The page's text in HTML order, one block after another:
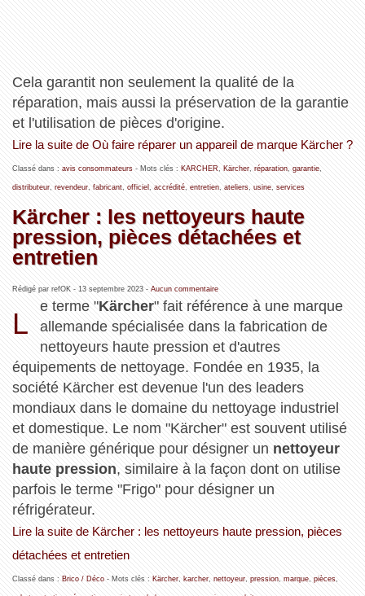
Cela garantit non seulement la qualité de la
réparation, mais aussi la préservation de la garantie
et l'utilisation de pièces d'origine.
Lire la suite de Où faire réparer un appareil de marque Kärcher ?
Classé dans : avis consommateurs- Mots clés : KARCHER Kärcher, réparation, garantie,
distributeur, revendeur, fabricant, officiel accrédité, entretien, ateliers, usine, services
Kärcher : les nettoyeurs haute
pression, pièces détachées et
entretien
Rédigé par refOK - 13 septembre 2023- Aucun commentaire
L
e terme "Kärcher" fait référence à une marque
allemande spécialisée dans la fabrication de
nettoyeurs haute pression et d'autres
équipements de nettoyage. Fondée en 1935, la
société Kärcher est devenue l'un des leaders
mondiaux dans le domaine du nettoyage industriel
et domestique. Le nom "Kärcher" est souvent utilisé
de manière générique pour désigner un nettoyeur
haute pression, similaire à la façon dont on utilise
parfois le terme "Frigo" pour désigner un
réfrigérateur.
Lire la suite de Kärcher : les nettoyeurs haute pression, pièces
détachées et entretien
Classé dans : Brico / Déco- Mots clés : Kärcher, karcher, nettoyeur, pression, marque, pièces,